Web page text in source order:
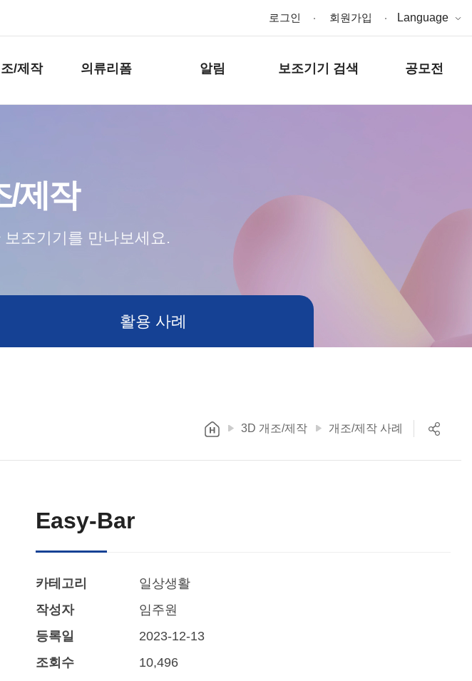
로그인 회원가입 Language
/제작 의류리폼 알림 보조기기 검색 공모전
/제작
조기기를 만나보세요.
활용 사례
3D 개조/제작 개조/제작 사례
Easy-Bar
카테고리
일상생활
작성자
임주원
등록일
2023-12-13
조회수
10,496